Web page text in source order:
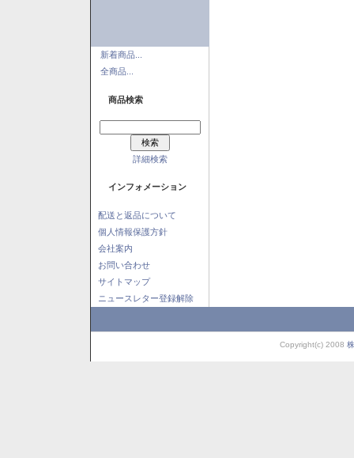
新着商品...
全商品...
商品検索
詳細検索
インフォメーション
配送と返品について
個人情報保護方針
会社案内
お問い合わせ
サイトマップ
ニュースレター登録解除
Copyright(c) 2008